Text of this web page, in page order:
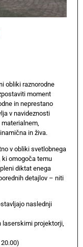
obliki raznorodne
moment
in neprestano
v navideznosti
in živa.
v obliki svetlobnega
ki omogoča temu
diktat enega
detajlov – niti
naslednji
laserskimi projektorji,